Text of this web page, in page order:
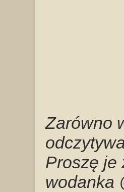
Zarówno
Proszę je
wodanka